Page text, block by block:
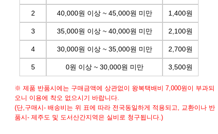
2 40,000원 이상 ~ 45,000원 미만 1,400원
3 35,000원 이상 ~ 40,000원 미만 2,100원
4 30,000원 이상 ~ 35,000원 미만 2,700원
5 0원 이상 ~ 30,000원 미만 3,500원
※ 제품 반품시에는 구매금액에 상관없이 왕복택배비 7,000원이 부과되
오니 이용에 착오 없으시기 바랍니다.
(단,구매시- 배송비는 위 표에 따라 전국동일하게 적용되고, 교환이나 반
품시- 제주도 및 도서산간지역은 실비로 청구됩니다.)